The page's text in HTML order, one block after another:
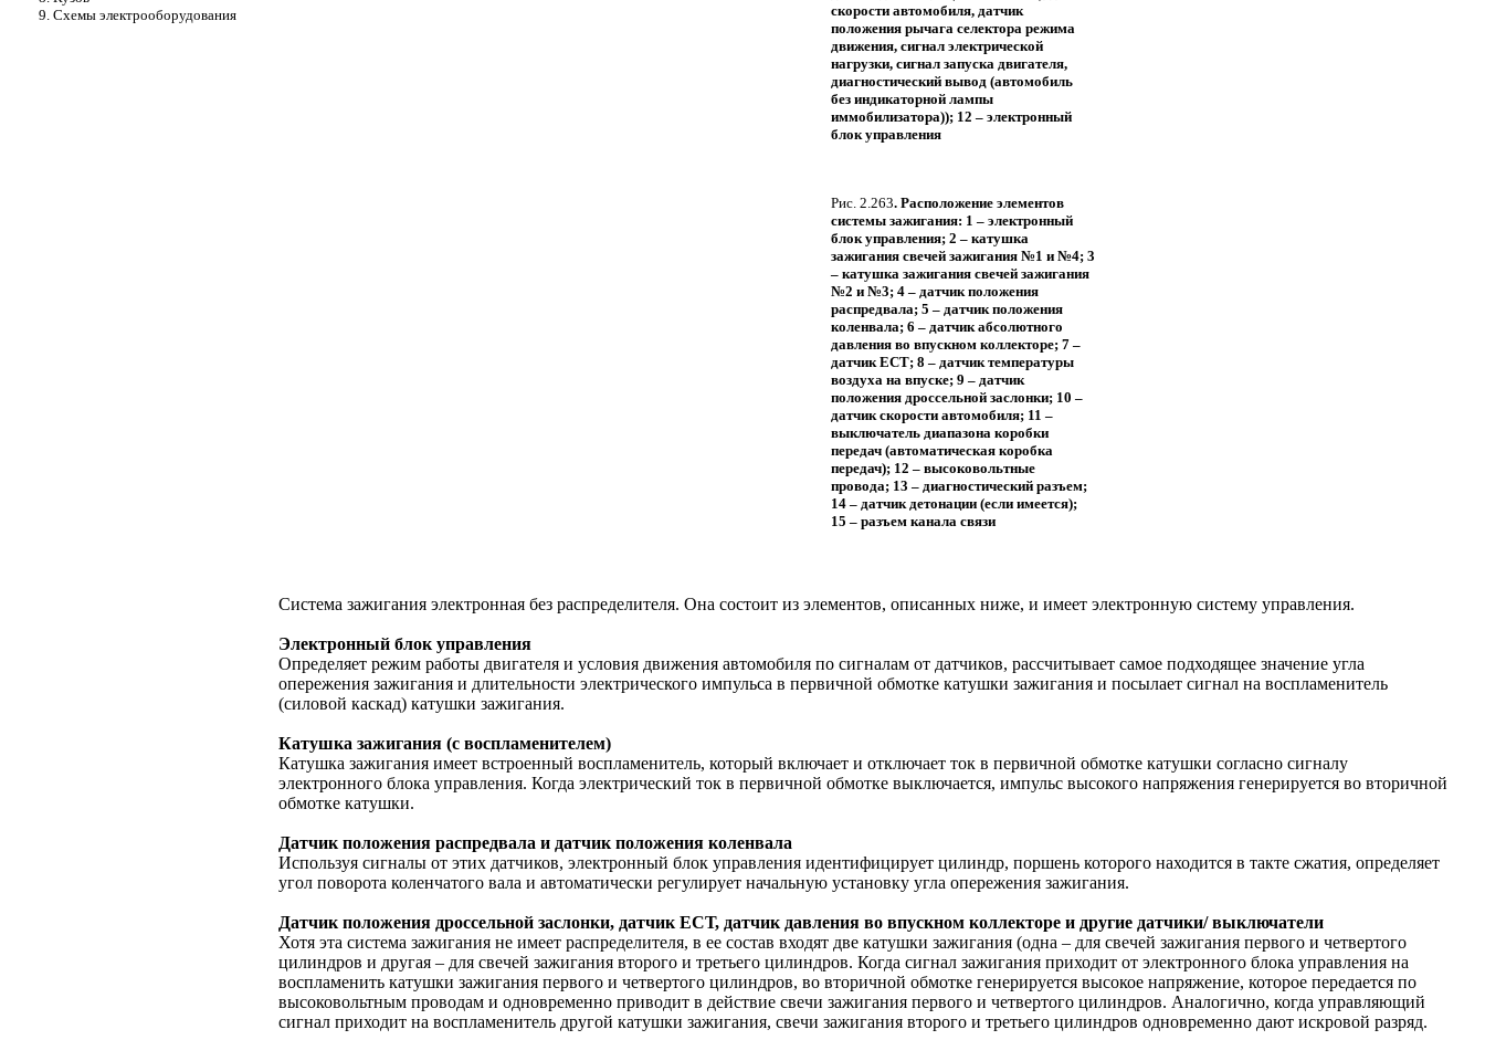
9. Схемы электрооборудования
скорости автомобиля, датчик
положения рычага селектора режима
движения, сигнал электрической
нагрузки, сигнал запуска двигателя,
диагностический вывод (автомобиль
без индикаторной лампы
иммобилизатора)); 12 – электронный
блок управления
Рис. 2.263. Расположение элементов
системы зажигания: 1 – электронный
блок управления; 2 – катушка
зажигания свечей зажигания №1 и №4; 3
– катушка зажигания свечей зажигания
№2 и №3; 4 – датчик положения
распредвала; 5 – датчик положения
коленвала; 6 – датчик абсолютного
давления во впускном коллекторе; 7 –
датчик ЕСТ; 8 – датчик температуры
воздуха на впуске; 9 – датчик
положения дроссельной заслонки; 10 –
датчик скорости автомобиля; 11 –
выключатель диапазона коробки
передач (автоматическая коробка
передач); 12 – высоковольтные
провода; 13 – диагностический разъем;
14 – датчик детонации (если имеется);
15 – разъем канала связи
Система зажигания электронная без распределителя. Она состоит из элементов, описанных ниже, и имеет электронную систему управления.
Электронный блок управления
Определяет режим работы двигателя и условия движения автомобиля по сигналам от датчиков, рассчитывает самое подходящее значение угла
опережения зажигания и длительности электрического импульса в первичной обмотке катушки зажигания и посылает сигнал на воспламенитель
(силовой каскад) катушки зажигания.
Катушка зажигания (с воспламенителем)
Катушка зажигания имеет встроенный воспламенитель, который включает и отключает ток в первичной обмотке катушки согласно сигналу
электронного блока управления. Когда электрический ток в первичной обмотке выключается, импульс высокого напряжения генерируется во вторичной
обмотке катушки.
Датчик положения распредвала и датчик положения коленвала
Используя сигналы от этих датчиков, электронный блок управления идентифицирует цилиндр, поршень которого находится в такте сжатия, определяет
угол поворота коленчатого вала и автоматически регулирует начальную установку угла опережения зажигания.
Датчик положения дроссельной заслонки, датчик ЕСТ, датчик давления во впускном коллекторе и другие датчики/ выключатели
Хотя эта система зажигания не имеет распределителя, в ее состав входят две катушки зажигания (одна – для свечей зажигания первого и четвертого
цилиндров и другая – для свечей зажигания второго и третьего цилиндров. Когда сигнал зажигания приходит от электронного блока управления на
воспламенить катушки зажигания первого и четвертого цилиндров, во вторичной обмотке генерируется высокое напряжение, которое передается по
высоковольтным проводам и одновременно приводит в действие свечи зажигания первого и четвертого цилиндров. Аналогично, когда управляющий
сигнал приходит на воспламенитель другой катушки зажигания, свечи зажигания второго и третьего цилиндров одновременно дают искровой разряд.